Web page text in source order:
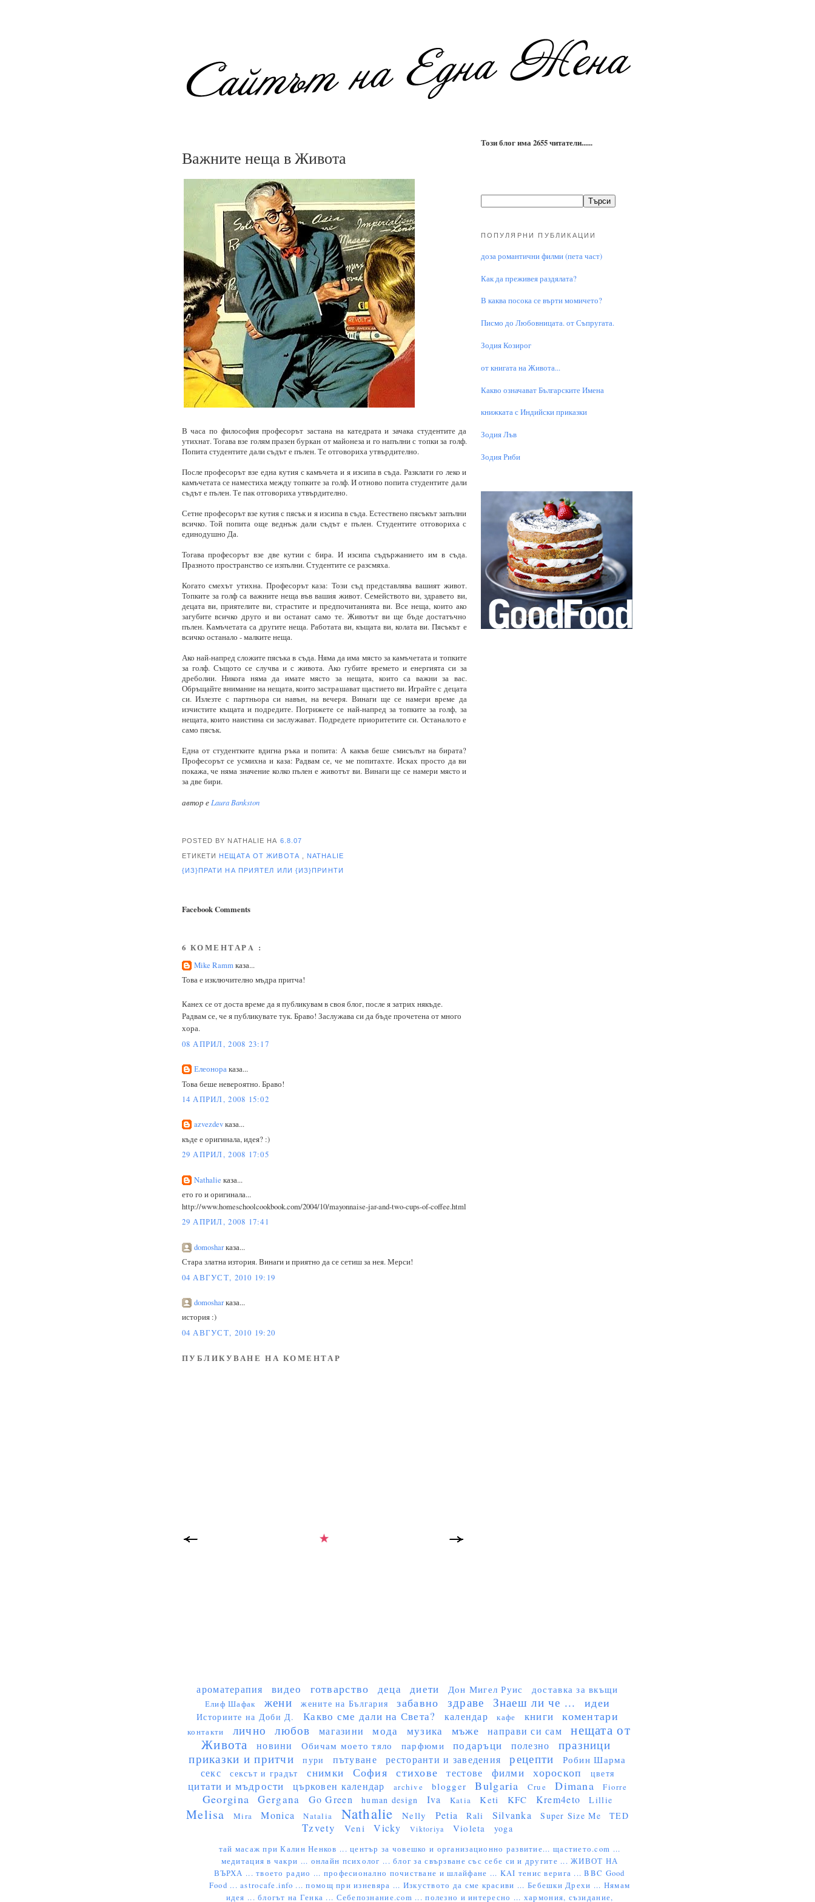
Важните неща в Живота
В часа по философия професорът застана на катедрата и зачака студентите да
утихнат. Тогава взе голям празен буркан от майонеза и го напълни с топки за голф.
Попита студентите дали съдът е пълен. Те отговориха утвърдително.
После професорът взе една кутия с камъчета и я изсипа в съда. Разклати го леко и
камъчетата се наместиха между топките за голф. И отново попита студентите дали
съдът е пълен. Те пак отговориха утвърдително.
Сетне професорът взе кутия с пясък и я изсипа в съда. Естествено пясъкът запълни
всичко. Той попита още веднъж дали съдът е пълен. Студентите отговориха с
единодушно Да.
Тогава професорът взе две кутии с бира. И изсипа съдържанието им в съда.
Празното пространство се изпълни. Студентите се разсмяха.
Когато смехът утихна. Професорът каза: Този съд представлява вашият живот.
Топките за голф са важните неща във вашия живот. Семейството ви, здравето ви,
децата ви, приятелите ви, страстите и предпочитанията ви. Все неща, които ако
загубите всичко друго и ви останат само те. Животът ви ще бъде достатъчно
пълен. Камъчетата са другите неща. Работата ви, къщата ви, колата ви. Пясъкът е
всичко останало - малките неща.
Ако най-напред сложите пясъка в съда. Няма да има място за камъчетата и топките
за голф. Същото се случва и с живота. Ако губите времето и енергията си за
дреболии. Никога няма да имате място за нещата, които са важни за вас.
Обръщайте внимание на нещата, които застрашават щастието ви. Играйте с децата
си. Излезте с партньора си навън, на вечеря. Винаги ще се намери време да
изчистите къщата и подредите. Погрижете се най-напред за топките за голф, за
нещата, които наистина си заслужават. Подредете приоритетите си. Останалото е
само пясък.
Една от студентките вдигна ръка и попита: А какъв беше смисълът на бирата?
Професорът се усмихна и каза: Радвам се, че ме попитахте. Исках просто да ви
покажа, че няма значение колко пълен е животът ви. Винаги ще се намери място и
за две бири.
автор е Laura Bankston
POSTED BY NATHALIE НА 6.8.07
ЕТИКЕТИ НЕЩАТА ОТ ЖИВОТА NATHALIE
{ИЗ}ПРАТИ НА ПРИЯТЕЛ ИЛИ {ИЗ}ПРИНТИ
Facebook Comments
6 КОМЕНТАРA :
Mike Rammказа...
Това е изключително мъдра притча!
Канех се от доста време да я публикувам в своя блог, после я затрих някъде.
Радвам се, че я публикувате тук. Браво! Заслужава си да бъде прочетена от много
хора.
08 АПРИЛ, 2008 23:17
Елеонораказа...
Това беше невероятно. Браво!
14 АПРИЛ, 2008 15:02
azvezdevказа...
къде е оригинала, идея? :)
29 АПРИЛ, 2008 17:05
Nathalie каза...
ето го и оригинала...
http://www.homeschoolcookbook.com/2004/10/mayonnaise-jar-and-two-cups-of-coffee.html
29 АПРИЛ, 2008 17:41
domosharказа...
Стара златна изтория. Винаги и приятно да се сетиш за нея. Мерси!
04 АВГУСТ, 2010 19:19
domosharказа...
история :)
04 АВГУСТ, 2010 19:20
ПУБЛИКУВАНЕ НА КОМЕНТАР
Този блог има 2655 читатели......
ПОПУЛЯРНИ ПУБЛИКАЦИИ
доза романтични филми (пета част)
Как да преживея раздялата?
В каква посока се върти момичето?
Писмо до Любовницата. от Съпругата.
Зодия Козирог
от книгата на Живота...
Какво означават Българските Имена
книжката с Индийски приказки
Зодия Лъв
Зодия Риби
ароматерапия видео готварство деца диети Дон Мигел Руис доставка за вкъщи
Елиф Шафак жени жените на България забавно здраве Знаеш ли че ... идеи
Историите на Доби Д. Какво сме дали на Света? календар кафе книги коментари
контакти лично любов магазини мода музика мъже направи си сам
нещата от
Живота
новини Обичам моето тяло парфюми подаръци полезно
празници
приказки и притчи
пури пътуване ресторанти и заведения рецепти Робин Шарма
секс сексът и градът снимки София стихове тестове филми хороскоп цветя
цитати и мъдрости църковен календар archive blogger Bulgaria Crue Dimana Fiorre
Georgina Gergana Go Green human design Iva Katia Keti KFC Krem4eto Lillie
Melisa Mira Monica Natalia Nathalie Nelly Petia Rali Silvanka Super Size Me TED
Tzvety Veni Vicky Viktoriya Violeta yoga
тай масаж при Калин Ненков ...център за човешко и организационно развитие... щастието.com ...
медитация в чакри ... онлайн психолог ...блог за свързване със себе си и другите ...ЖИВОТ НА
ВЪРХА ...твоето радио ... професионално почистване и шлайфане ... KAI тенис верига ...BBC Good
Food ...astrocafe.info ...помощ при изневяра ... Изкуството да сме красиви ... Бебешки Дрехи ... Нямам
идея ...блогът на Генка ... Себепознание.com ...полезно и интересно ... хармония, съзидание,